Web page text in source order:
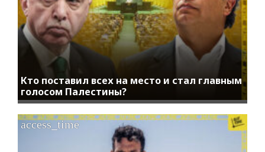
Кто поставил всех на место и стал главным
голосом Палестины?
access_time